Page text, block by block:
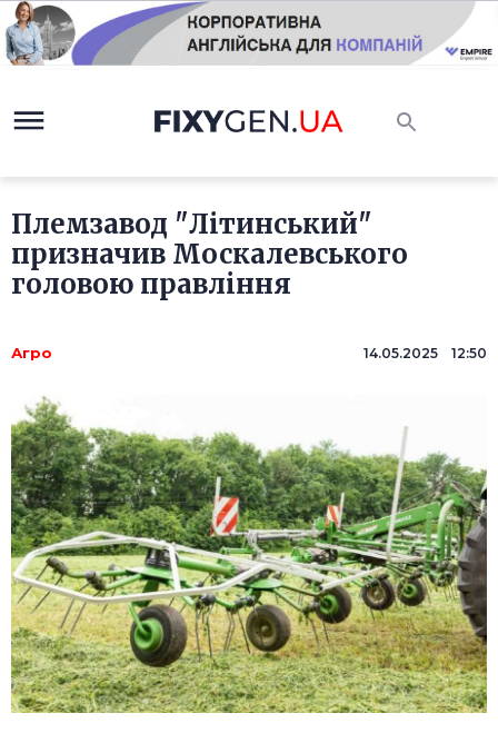
Племзавод "Літинський"
призначив Москалевського
головою правління
Агро 14.05.2025 12:50